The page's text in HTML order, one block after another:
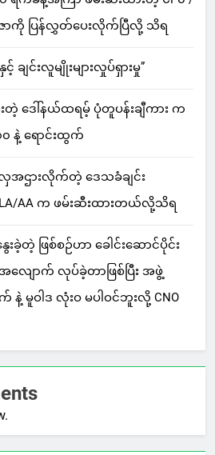
ာကို ပြန်လွှတ်ပေးလိုက်ပြီလို့ သိရ
ချင်းလူမျိုးများလှုပ်ရှားမှု”
ားတဲ့ ဒေါ်နယ်ထရမ့် ပုံတူပန်းချီကား က
၀ နဲ့ ရောင်းထွက်
အဌားလိုက်တဲ့ ဒေသခံချင်း
AA က ဖမ်းဆီးထားတယ်လို့သိရ
ခဲ့တဲ့ ဖြစ်စဉ်ဟာ ခေါင်းဆောင်ပိုင်း
ျောက် လုပ်ခဲ့တာဖြစ်ပြီး အဖွဲ့
နဲ့ မူဝါဒ လုံးဝ မပါဝင်ဘူးလို့ CNO